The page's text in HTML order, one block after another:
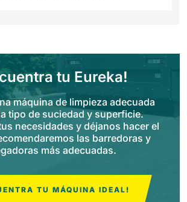
tu Eureka!
máquina de limpieza adecuada
tipo de suciedad y superficie.
necesidades y déjanos hacer el
las barredoras y
más adecuadas.
TU MÁQUINA IDEAL!